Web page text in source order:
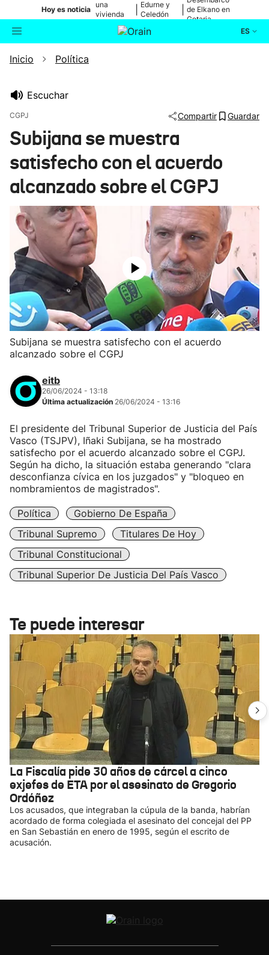
Hoy es noticia
una
vivienda
de Bilbao
Edurne y
Celedón
de Elkano en
Getaria
ES
Buscador
Ikusmiran
Eguraldia
Inicio Política
Escuchar
CGPJ Compartir Guardar
Subijana se muestra
satisfecho con el acuerdo
alcanzado sobre el CGPJ
Subijana se muestra satisfecho con el acuerdo
alcanzado sobre el CGPJ
eitb
26/06/2024 - 13:18
Última actualización 26/06/2024 - 13:16
El presidente del Tribunal Superior de Justicia del País
Vasco (TSJPV), Iñaki Subijana, se ha mostrado
satisfecho por el acuerdo alcanzado sobre el CGPJ.
Según ha dicho, la situación estaba generando "clara
desconfianza cívica en los juzgados" y "bloqueo en
nombramientos de magistrados".
Política
Gobierno De España
Tribunal Supremo
Titulares De Hoy
Tribunal Constitucional
Tribunal Superior De Justicia Del País Vasco
Te puede interesar
La Fiscalía pide 30 años de cárcel a cinco
exjefes de ETA por el asesinato de Gregorio
Ordóñez
Los acusados, que integraban la cúpula de la banda, habrían
acordado de forma colegiada el asesinato del concejal del PP
en San Sebastián en enero de 1995, según el escrito de
acusación.